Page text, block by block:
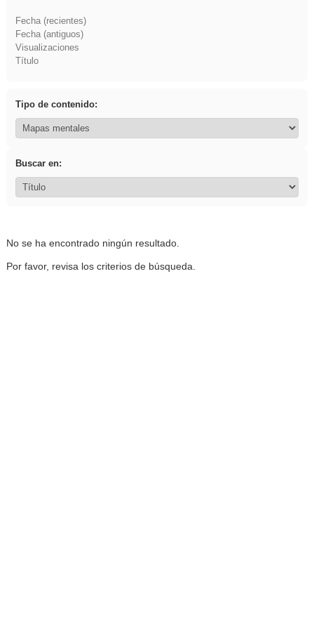
Fecha (recientes)
Fecha (antiguos)
Visualizaciones
Título
Tipo de contenido:
Buscar en:
No se ha encontrado ningún resultado.
Por favor, revisa los criterios de búsqueda.